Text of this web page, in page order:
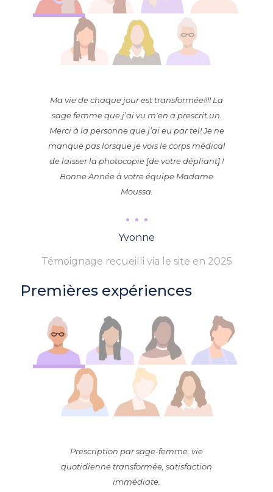
Ma vie de chaque jour est transformée!!!! La
sage femme que j’ai vu m'en a prescrit un.
Merci à la personne que j’ai eu par tel! Je ne
manque pas lorsque je vois le corps médical
de laisser la photocopie [de votre dépliant] !
Bonne Année à votre équipe Madame
Moussa.
Yvonne
Témoignage recueilli via le site en 2025
Premières expériences
Prescription par sage-femme, vie
quotidienne transformée, satisfaction
immédiate.